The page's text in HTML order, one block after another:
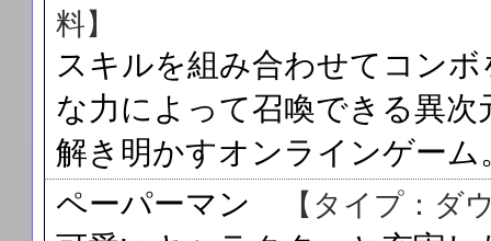
料】
スキルを組み合わせてコン
な力によって召喚できる異
解き明かすオンラインゲー
ペーパーマン
【タイプ：